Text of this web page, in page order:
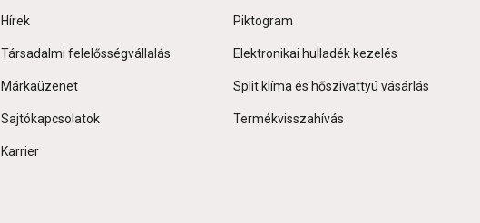
Hírek
Társadalmi felelősségvállalás
Márkaüzenet
Sajtókapcsolatok
Karrier
Piktogram
Elektronikai hulladék kezelés
Split klíma és hőszivattyú vásárlás
Termékvisszahívás